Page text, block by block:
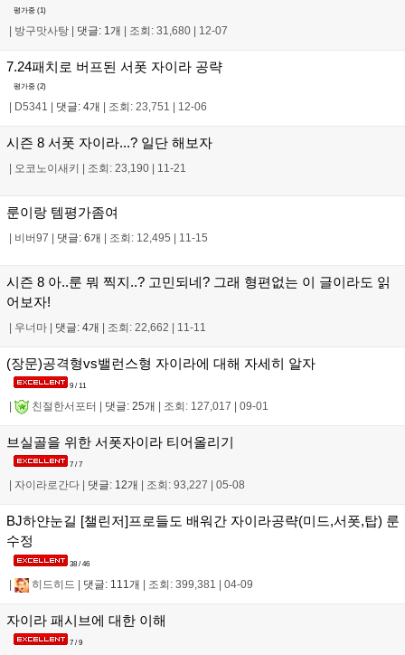
평가중 (1)
방구맛사탕 댓글: 1개 조회: 31,680 12-07
7.24패치로 버프된 서폿 자이라 공략
평가중 (2)
| D5341 | 댓글: 4개 | 조회: 23,751 | 12-06
시즌 8 서폿 자이라...? 일단 해보자
| 오코노이새키 | 조회: 23,190 | 11-21
룬이랑 템평가좀여
| 비버97 | 댓글: 6개 | 조회: 12,495 | 11-15
시즌 8 아..룬 뭐 찍지..? 고민되네? 그래 형편없는 이 글이라도 읽
어보자!
| 우너마 | 댓글: 4개 | 조회: 22,662 | 11-11
(장문)공격형vs밸런스형 자이라에 대해 자세히 알자
9 / 11
친절한서포터 댓글: 25개 조회: 127,017 09-01
브실골을 위한 서폿자이라 티어올리기
7 / 7
자이라로간다 댓글: 12개 조회: 93,227 05-08
BJ하얀눈길 [챌린저]프로들도 배워간 자이라공략(미드,서폿,탑) 룬
수정
38 / 46
| 히드히드 | 댓글: 111개 | 조회: 399,381 | 04-09
자이라 패시브에 대한 이해
7 / 9